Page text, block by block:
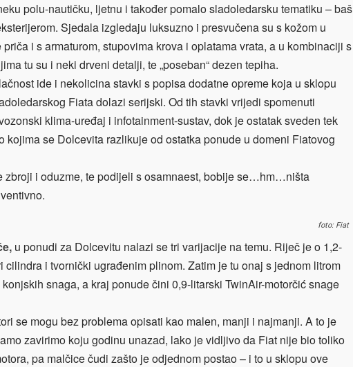
polu-nautičku, ljetnu i također pomalo sladoledarsku tematiku – baš
Sjedala izgledaju luksuzno i presvučena su s kožom u
i s armaturom, stupovima krova i oplatama vrata, a u kombinaciji s
tu su i neki drveni detalji, te „poseban“ dezen tepiha.
ide i nekolicina stavki s popisa dodatne opreme koja u sklopu
Fiata dolazi serijski. Od tih stavki vrijedi spomenuti
klima-uređaj i infotainment-sustav, dok je ostatak sveden tek
kojima se Dolcevita razlikuje od ostatka ponude u domeni Fiatovog
zbroji i oduzme, te podijeli s osamnaest, bobije se…hm…ništa
foto: Fiat
u ponudi za Dolcevitu nalazi se tri varijacije na temu. Riječ je o 1,2-
cilindra i tvornički ugrađenim plinom. Zatim je tu onaj s jednom litrom
snaga, a kraj ponude čini 0,9-litarski TwinAir-motorčić snage
se mogu bez problema opisati kao malen, manji i najmanji. A to je
zavirimo koju godinu unazad, lako je vidljivo da Fiat nije bio toliko
pa malčice čudi zašto je odjednom postao – i to u sklopu ove